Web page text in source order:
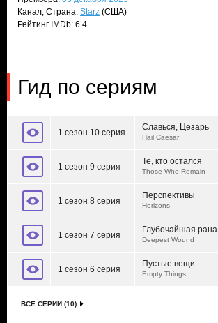
Канал, Страна: Starz (США)
Рейтинг IMDb: 6.4
Гид по сериям
1 сезон 10 серия
Славься, Цезарь
Hail Caesar
1 сезон 9 серия
Те, кто остался
Those Who Remain
1 сезон 8 серия
Перспективы
Horizons
1 сезон 7 серия
Глубочайшая рана
Deepest Wound
1 сезон 6 серия
Пустые вещи
Empty Things
ВСЕ СЕРИИ (10)